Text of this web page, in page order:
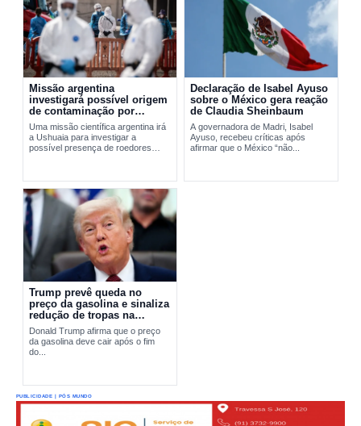
Missão argentina
investigará possível origem
de contaminação por
hantavírus em Ushuaia
Uma missão científica argentina irá
a Ushuaia para investigar a
possível presença de roedores
Declaração de Isabel Ayuso
sobre o México gera reação
de Claudia Sheinbaum
A governadora de Madri, Isabel
Ayuso, recebeu críticas após
afirmar que o México “não...
Trump prevê queda no
preço da gasolina e sinaliza
redução de tropas na
Europa
Donald Trump afirma que o preço
da gasolina deve cair após o fim
do...
PUBLICIDADE | PÓS MUNDO